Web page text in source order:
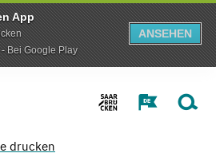
App
Bei Google Play
ANSEHEN
drucken